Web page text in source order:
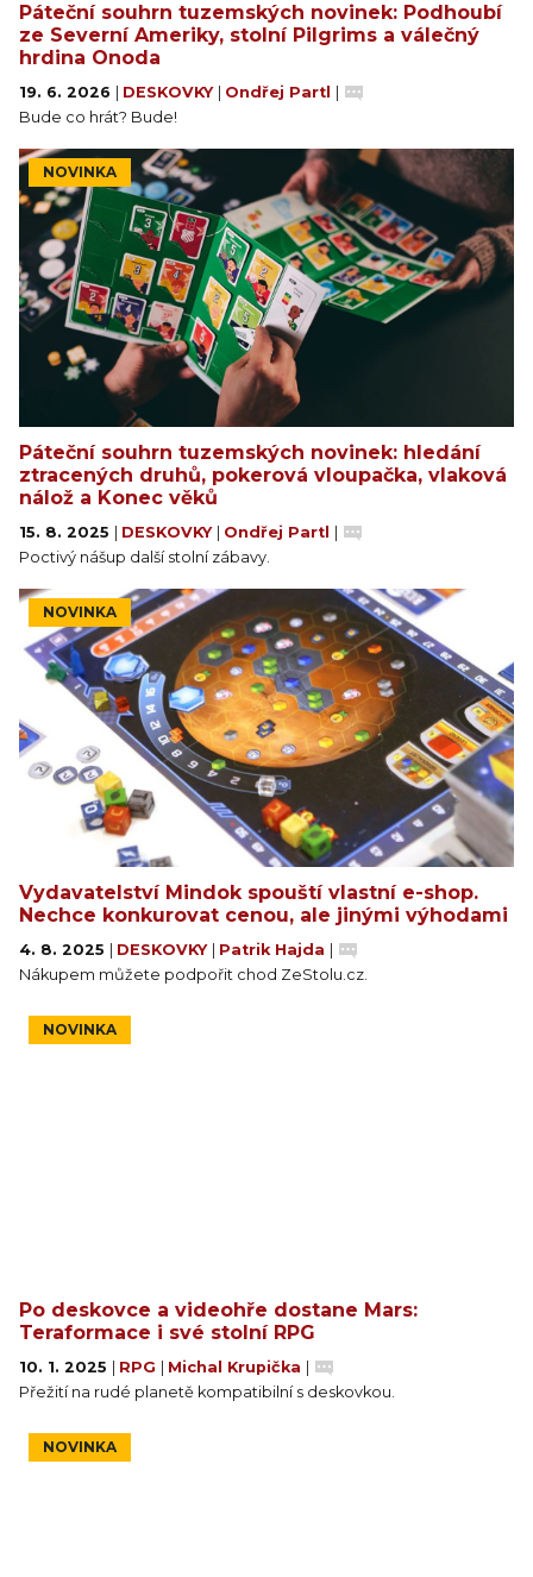
Páteční souhrn tuzemských novinek: Podhoubí
ze Severní Ameriky, stolní Pilgrims a válečný
hrdina Onoda
19. 6. 2026 DESKOVKY Ondřej Partl
Bude co hrát? Bude!
NOVINKA
Páteční souhrn tuzemských novinek: hledání
ztracených druhů, pokerová vloupačka, vlaková
nálož a Konec věků
15. 8. 2025 DESKOVKY Ondřej Partl
Poctivý nášup další stolní zábavy.
NOVINKA
Vydavatelství Mindok spouští vlastní e-shop.
Nechce konkurovat cenou, ale jinými výhodami
4. 8. 2025 DESKOVKY Patrik Hajda
Nákupem můžete podpořit chod ZeStolu.cz.
NOVINKA
Po deskovce a videohře dostane Mars:
Teraformace i své stolní RPG
10. 1. 2025 RPG Michal Krupička
Přežití na rudé planetě kompatibilní s deskovkou.
NOVINKA